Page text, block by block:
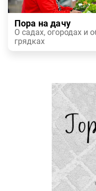
Пора на дачу
О садах, огородах и
грядках